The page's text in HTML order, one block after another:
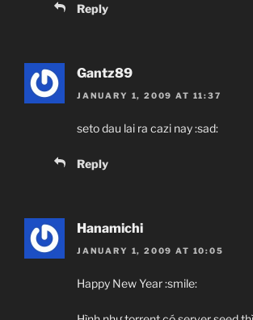
Reply
Gantz89
JANUARY 1, 2009 AT 11:37
seto dau lai ra cazi nay :sad:
Reply
Hanamichi
JANUARY 1, 2009 AT 10:05
Happy New Year :smile: